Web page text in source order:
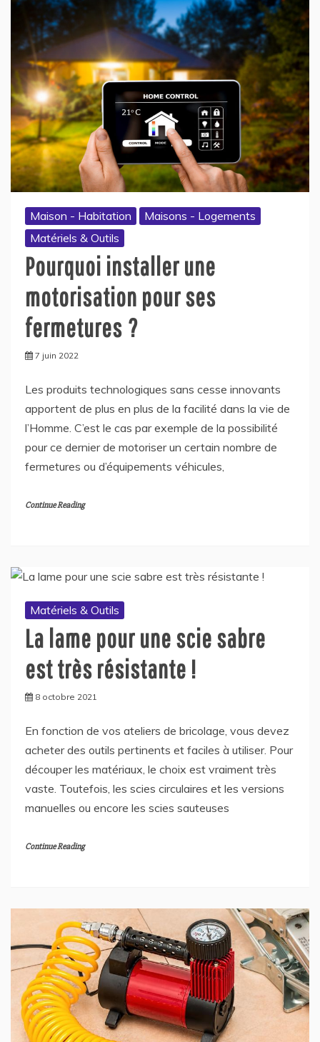
Maison - Habitation
Maisons - Logements
Matériels & Outils
Pourquoi installer une
motorisation pour ses
fermetures ?
7 juin 2022
Les produits technologiques sans cesse innovants
apportent de plus en plus de la facilité dans la vie de
l’Homme. C’est le cas par exemple de la possibilité
pour ce dernier de motoriser un certain nombre de
fermetures ou d’équipements véhicules,
Continue Reading
Matériels & Outils
La lame pour une scie sabre
est très résistante !
8 octobre 2021
En fonction de vos ateliers de bricolage, vous devez
acheter des outils pertinents et faciles à utiliser. Pour
découper les matériaux, le choix est vraiment très
vaste. Toutefois, les scies circulaires et les versions
manuelles ou encore les scies sauteuses
Continue Reading